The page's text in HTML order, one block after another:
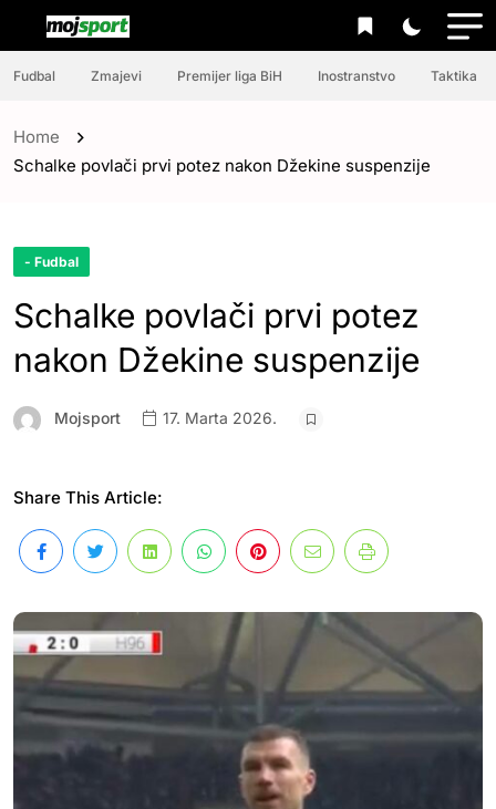
Fudbal Zmajevi Premijer liga BiH Inostranstvo Taktika
Home
Schalke povlači prvi potez nakon Džekine suspenzije
- Fudbal
Schalke povlači prvi potez
nakon Džekine suspenzije
Mojsport 17. Marta 2026.
Share This Article: